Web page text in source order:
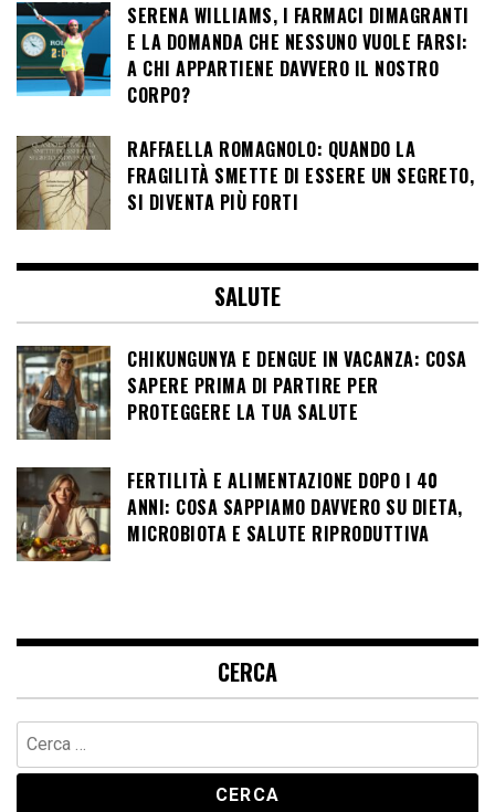
SERENA WILLIAMS, I FARMACI DIMAGRANTI
E LA DOMANDA CHE NESSUNO VUOLE FARSI:
A CHI APPARTIENE DAVVERO IL NOSTRO
CORPO?
RAFFAELLA ROMAGNOLO: QUANDO LA
FRAGILITÀ SMETTE DI ESSERE UN SEGRETO,
SI DIVENTA PIÙ FORTI
SALUTE
CHIKUNGUNYA E DENGUE IN VACANZA: COSA
SAPERE PRIMA DI PARTIRE PER
PROTEGGERE LA TUA SALUTE
FERTILITÀ E ALIMENTAZIONE DOPO I 40
ANNI: COSA SAPPIAMO DAVVERO SU DIETA,
MICROBIOTA E SALUTE RIPRODUTTIVA
CERCA
Ricerca
per: